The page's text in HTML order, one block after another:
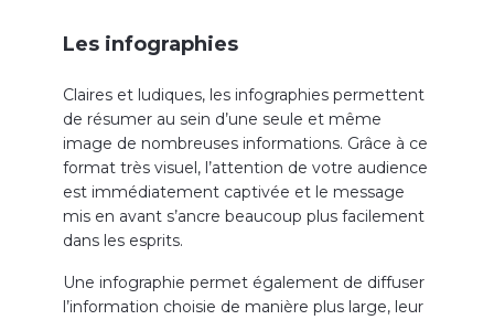
Les infographies
Claires et ludiques, les infographies permettent
de résumer au sein d’une seule et même
image de nombreuses informations. Grâce à ce
format très visuel, l’attention de votre audience
est immédiatement captivée et le message
mis en avant s’ancre beaucoup plus facilement
dans les esprits.
Une infographie permet également de diffuser
l’information choisie de manière plus large, leur